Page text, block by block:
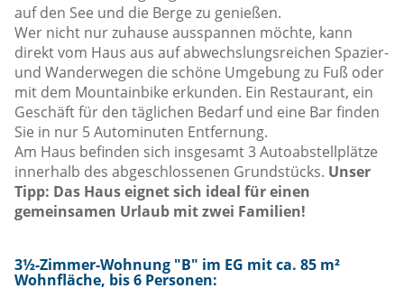
auf den See und die Berge zu genießen.
Wer nicht nur zuhause ausspannen möchte, kann
direkt vom Haus aus auf abwechslungsreichen Spazier-
und Wanderwegen die schöne Umgebung zu Fuß oder
mit dem Mountainbike erkunden. Ein Restaurant, ein
Geschäft für den täglichen Bedarf und eine Bar finden
Sie in nur 5 Autominuten Entfernung.
Am Haus befinden sich insgesamt 3 Autoabstellplätze
innerhalb des abgeschlossenen Grundstücks. Unser
Tipp: Das Haus eignet sich ideal für einen
gemeinsamen Urlaub mit zwei Familien!
3½-Zimmer-Wohnung "B" im EG mit ca. 85 m²
Wohnfläche, bis 6 Personen: